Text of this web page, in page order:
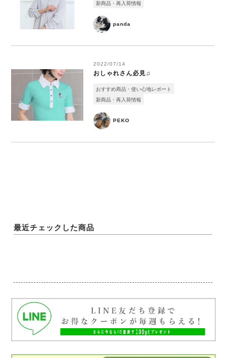
panda
新商品・再入荷情報
2022/07/14
おしゃれさん必見♫
PEKO
おすすめ商品・使い心地レポート
新商品・再入荷情報
最近チェックした商品